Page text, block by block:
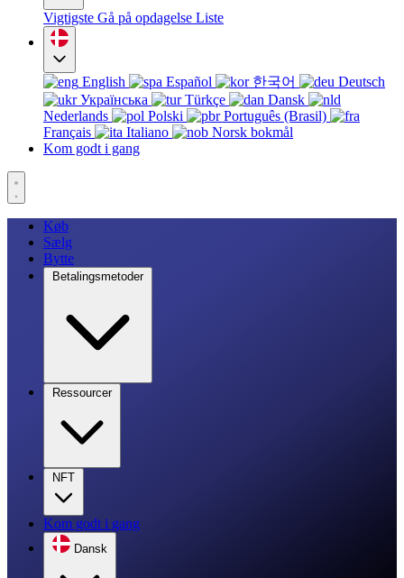
Vigtigste Gå på opdagelse Liste
English Español 한국어
Deutsch
Українська
Türkçe
Dansk
Nederlands
Polski
Português (Brasil)
Français
Italiano
Norsk bokmål
Kom godt i gang
Køb
Sælg
Bytte
Betalingsmetoder
Ressourcer
NFT
Kom godt i gang
Dansk